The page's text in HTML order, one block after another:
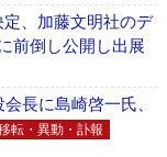
、加藤文明社のデ
前倒し公開し出展
長に島崎啓一氏、
転・異動・訃報